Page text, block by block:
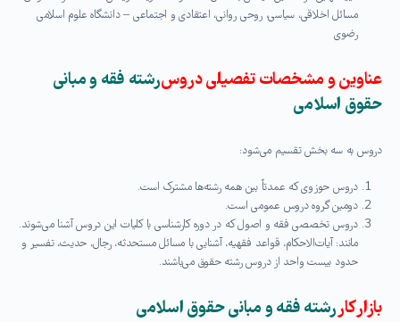
مسائل اخلاقی، سیاسی، روحی روانی، اعتقادی و اجتماعی – دانشگاه علوم اسلامی
رضوی
عناوین و مشخصات تفصیلی دروسرشته فقه و مبانی
حقوق اسلامی
دروس به سه بخش تقسیم می‌شود:
دروس حوزوی که عمدتاً بین همه رشته‌ها مشترک است.
دومین گروه دروس عمومی است.
دروس تخصصی فقه و اصول که در دوره کارشناسی با کلیات این دروس آشنا می‌شوند.
مانند: آیات‌الاحکام، قواعد فقهیه، آشنایی با مسائل مستحدثه، رجال، حدیث، تفسیر و
حدود بیست واحد از دروس رشته حقوق می‌باشند.
بازار کاررشتهفقه و مبانی حقوق اسلامی